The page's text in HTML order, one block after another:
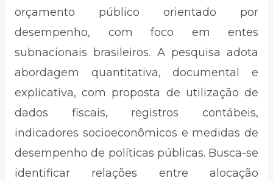
orçamento público orientado por
desempenho, com foco em entes
subnacionais brasileiros. A pesquisa adota
abordagem quantitativa, documental e
explicativa, com proposta de utilização de
dados fiscais, registros contábeis,
indicadores socioeconômicos e medidas de
desempenho de políticas públicas. Busca-se
identificar relações entre alocação